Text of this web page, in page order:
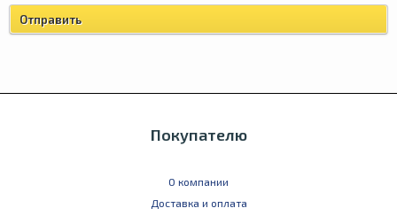
Покупателю
О компании
Доставка и оплата